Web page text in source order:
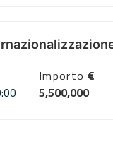
Importo €
5,500,000